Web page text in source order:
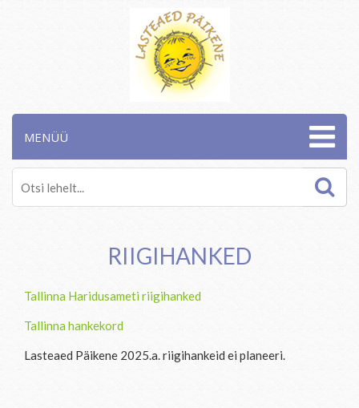
MENÜÜ
RIIGIHANKED
Tallinna Haridusameti riigihanked
Tallinna hankekord
Lasteaed Päikene 2025.a. riigihankeid ei planeeri.